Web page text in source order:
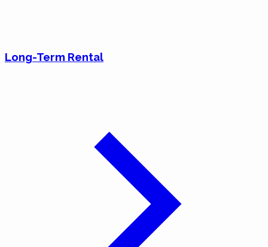
Long-Term Rental